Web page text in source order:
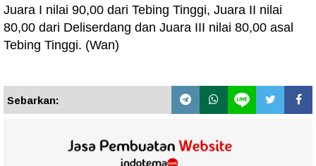
Juara I nilai 90,00 dari Tebing Tinggi, Juara II nilai
80,00 dari Deliserdang dan Juara III nilai 80,00 asal
Tebing Tinggi. (Wan)
Sebarkan: